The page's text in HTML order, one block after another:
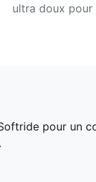
ultra doux pour
pour un